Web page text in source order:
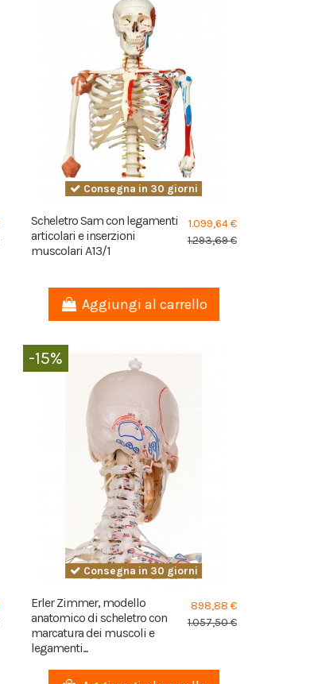
Consegna in 30 giorni
Scheletro Sam con legamenti
articolari e inserzioni
muscolari A13/1
1.099,64 €
1.293,69 €
Aggiungi al carrello
-15%
Consegna in 30 giorni
Erler Zimmer, modello
anatomico di scheletro con
marcatura dei muscoli e
legamenti...
898,88 €
1.057,50 €